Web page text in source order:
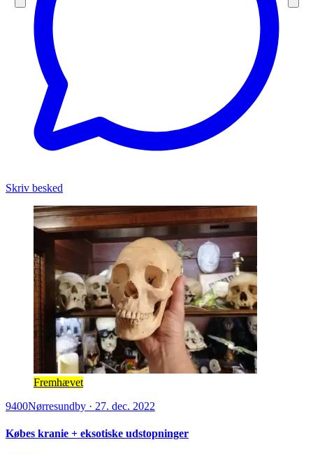
Skriv besked
Fremhævet
9400Nørresundby · 27. dec. 2022
Købes kranie + eksotiske udstopninger